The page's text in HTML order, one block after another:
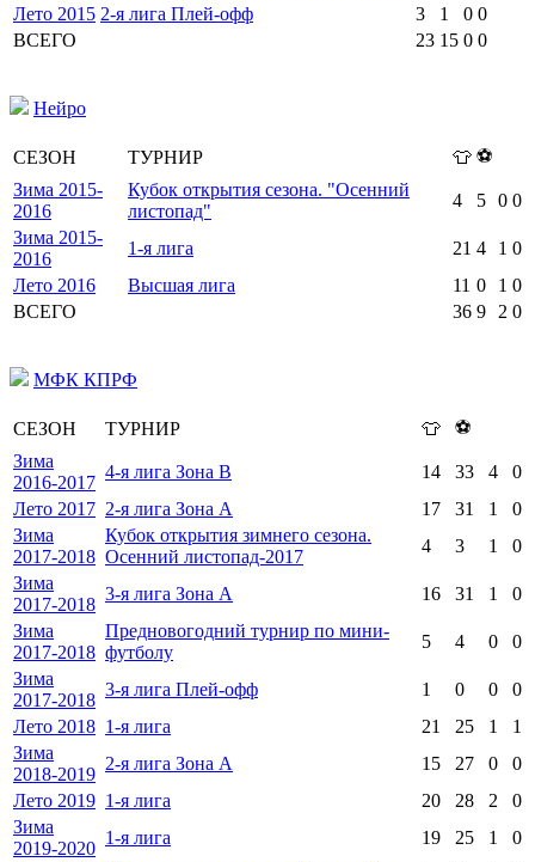
Лето 2015 2-я лига Плей-офф 3 1 0 0
ВСЕГО
23 15 0 0
Нейро
СЕЗОН ТУРНИР 👕 ⚽
Зима 2015-
2016
Кубок открытия сезона. "Осенний
листопад"
4 5 0 0
Зима 2015-
2016
1-я лига 21 4 1 0
Лето 2016
Высшая лига 11 0 1 0
ВСЕГО
36 9 2 0
МФК КПРФ
СЕЗОН ТУРНИР 👕
⚽
Зима
2016-2017
4-я лига Зона В 14 33 4
0
Лето 2017 2-я лига Зона А 17 31 1
0
Зима
2017-2018
Кубок открытия зимнего сезона.
Осенний листопад-2017
4 3 1
0
Зима
2017-2018
3-я лига Зона А 16 31 1
0
Зима
2017-2018
Предновогодний турнир по мини-
футболу
5 4 0
0
Зима
2017-2018
3-я лига Плей-офф 1 0 0
0
Лето 2018 1-я лига 21 25 1
1
Зима
2018-2019
2-я лига Зона А 15 27 0
0
Лето 2019 1-я лига 20 28 2
0
Зима
2019-2020
1-я лига 19 25 1
0